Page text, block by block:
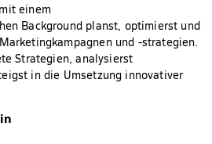
einem
Background planst, optimierst und
und -strategien.
Strategien, analysierst
in die Umsetzung innovativer